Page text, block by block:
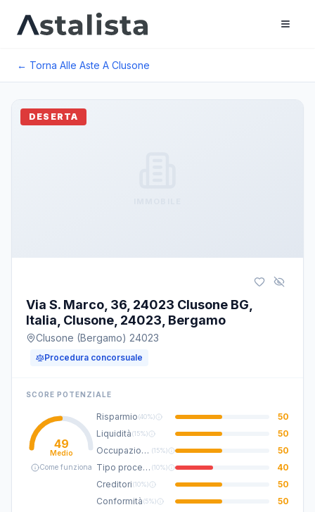
← Torna Alle Aste A Clusone
DESERTA
Via S. Marco, 36, 24023 Clusone BG,
Italia, Clusone, 24023, Bergamo
Clusone (Bergamo) 24023
Procedura concorsuale
SCORE POTENZIALE
49
Medio
Come funziona
Risparmio(40%)
50
Liquidità(15%)
50
Occupazione (15%)
50
Tipo procedura (10%)
40
Creditori(10%)
50
Conformità(5%)
50